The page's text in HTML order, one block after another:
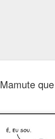
Mamute